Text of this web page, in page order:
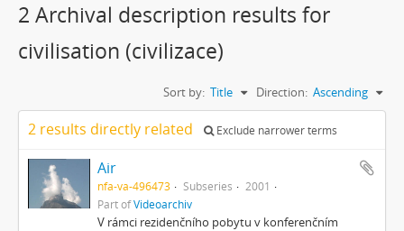
2 Archival description results for
civilisation (civilizace)
Sort by: Title Direction: Ascending
2 results directly related Exclude narrower terms
Air
nfa-va-496473 Subseries
2001
Part ofVideoarchiv
V rámci rezidenčního pobytu v konferenčním